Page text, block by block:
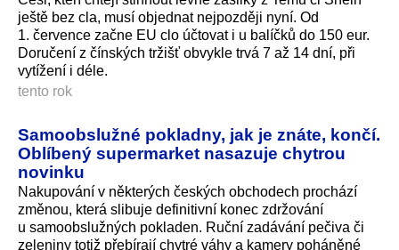
ještě bez cla, musí objednat nejpozději nyní. Od
1. července začne EU clo účtovat i u balíčků do 150 eur.
Doručení z čínských tržišť obvykle trvá 7 až 14 dní, při
vytížení i déle.
tento rok
Samoobslužné pokladny, jak je znáte, končí.
Oblíbený supermarket nasazuje chytrou
novinku
Nakupování v některých českých obchodech prochází
změnou, která slibuje definitivní konec zdržování
u samoobslužných pokladen. Ruční zadávání pečiva či
zeleniny totiž přebírají chytré váhy a kamery poháněné